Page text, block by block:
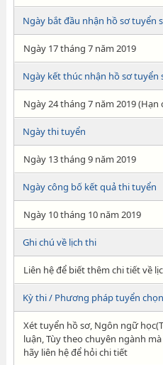
Ngày bắt đầu nhận hồ sơ tuyển
Ngày 17 tháng 7 năm 2019
Ngày kết thúc nhận hồ sơ tuyển
Ngày 24 tháng 7 năm 2019
Ngày thi tuyển
Ngày 13 tháng 9 năm 2019
Ngày công bố kết quả thi tuyển
Ngày 10 tháng 10 năm 2019
Ghi chú về lịch thi
Liên hệ để biết thêm chi tiết về
Kỳ thi / Phương pháp tuyển chọn
Xét tuyển hồ sơ, Ngôn ngữ
luận, Tùy theo chuyên ngành
hãy liên hệ để hỏi chi tiết